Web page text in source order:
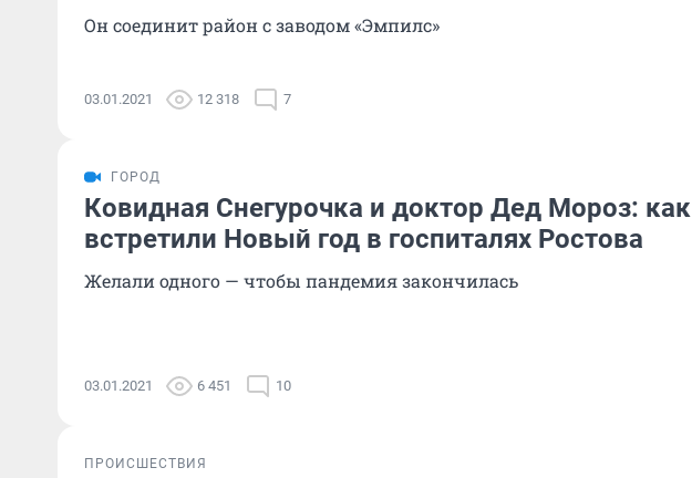
Он соединит район с заводом «Эмпилс»
03.01.2021 12 318 7
ГОРОД
Ковидная Снегурочка и доктор Дед Мороз: как
встретили Новый год в госпиталях Ростова
Желали одного — чтобы пандемия закончилась
03.01.2021 6 451 10
ПРОИСШЕСТВИЯ